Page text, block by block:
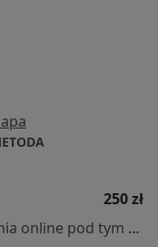
250 zł
Specjalista nie oferuje umawiania online pod tym adresem.